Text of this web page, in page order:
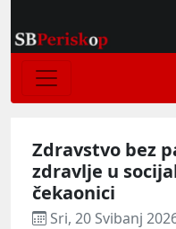
Zdravstvo bez
zdravlje u
čekaonici
Sri, 20 Svibanj